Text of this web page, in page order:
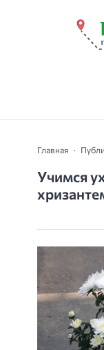
Главная
Учимся